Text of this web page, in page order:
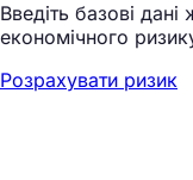
Введіть базові
економічного
Розрахувати ризик